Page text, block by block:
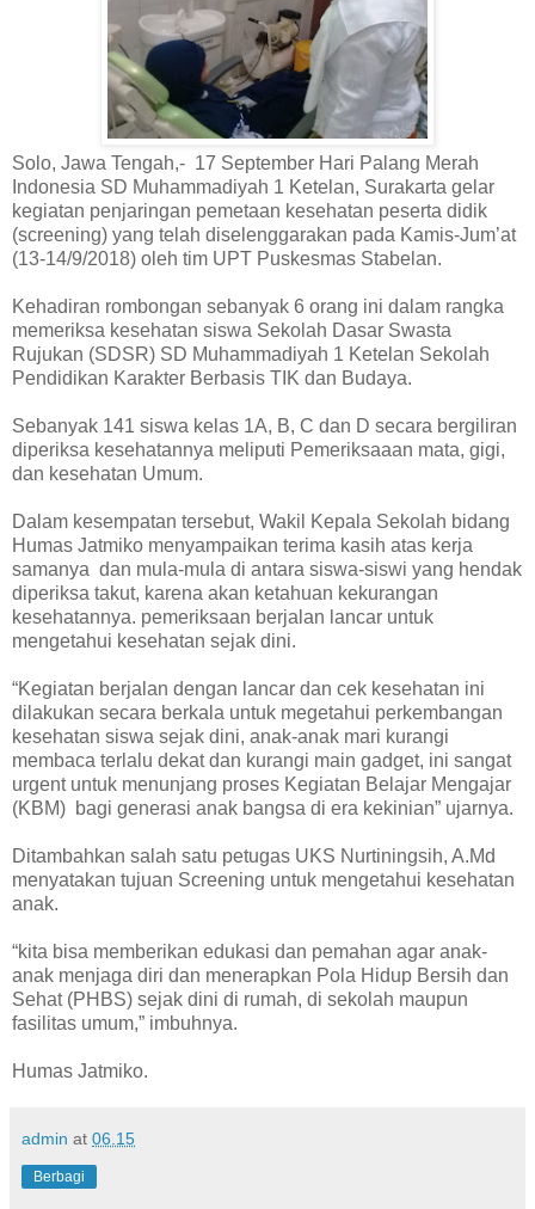
Solo, Jawa Tengah,- 17 September Hari Palang Merah
Indonesia SD Muhammadiyah 1 Ketelan, Surakarta gelar
kegiatan penjaringan pemetaan kesehatan peserta didik
(screening) yang telah diselenggarakan pada Kamis-Jum’at
(13-14/9/2018) oleh tim UPT Puskesmas Stabelan.
Kehadiran rombongan sebanyak 6 orang ini dalam rangka
memeriksa kesehatan siswa Sekolah Dasar Swasta
Rujukan (SDSR) SD Muhammadiyah 1 Ketelan Sekolah
Pendidikan Karakter Berbasis TIK dan Budaya.
Sebanyak 141 siswa kelas 1A, B, C dan D secara bergiliran
diperiksa kesehatannya meliputi Pemeriksaaan mata, gigi,
dan kesehatan Umum.
Dalam kesempatan tersebut, Wakil Kepala Sekolah bidang
Humas Jatmiko menyampaikan terima kasih atas kerja
samanya dan mula-mula di antara siswa-siswi yang hendak
diperiksa takut, karena akan ketahuan kekurangan
kesehatannya. pemeriksaan berjalan lancar untuk
mengetahui kesehatan sejak dini.
“Kegiatan berjalan dengan lancar dan cek kesehatan ini
dilakukan secara berkala untuk megetahui perkembangan
kesehatan siswa sejak dini, anak-anak mari kurangi
membaca terlalu dekat dan kurangi main gadget, ini sangat
urgent untuk menunjang proses Kegiatan Belajar Mengajar
(KBM) bagi generasi anak bangsa di era kekinian” ujarnya.
Ditambahkan salah satu petugas UKS Nurtiningsih, A.Md
menyatakan tujuan Screening untuk mengetahui kesehatan
anak.
“kita bisa memberikan edukasi dan pemahan agar anak-
anak menjaga diri dan menerapkan Pola Hidup Bersih dan
Sehat (PHBS) sejak dini di rumah, di sekolah maupun
fasilitas umum,” imbuhnya.
Humas Jatmiko.
admin at 06.15
Berbagi